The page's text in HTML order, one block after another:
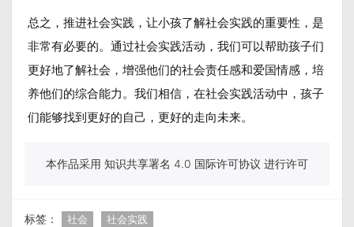
总之，推进社会实践，让小孩了解社会实践的重要性，是
非常有必要的。通过社会实践活动，我们可以帮助孩子们
更好地了解社会，增强他们的社会责任感和爱国情感，培
养他们的综合能力。我们相信，在社会实践活动中，孩子
们能够找到更好的自己，更好的走向未来。
本作品采用 知识共享署名 4.0 国际许可协议 进行许可
标签： 社会 社会实践